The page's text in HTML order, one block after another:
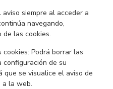
siempre al acceder a
navegando,
de las cookies.
Podrá borrar las
configuración de su
que se visualice el aviso de
a la web.